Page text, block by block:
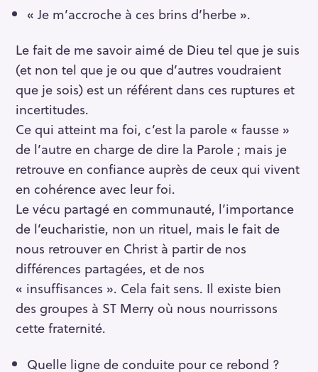
« Je m’accroche à ces brins d’herbe ».
Le fait de me savoir aimé de Dieu tel que je suis
(et non tel que je ou que d’autres voudraient
que je sois) est un référent dans ces ruptures et
incertitudes.
Ce qui atteint ma foi, c’est la parole « fausse »
de l’autre en charge de dire la Parole ; mais je
retrouve en confiance auprès de ceux qui vivent
en cohérence avec leur foi.
Le vécu partagé en communauté, l’importance
de l’eucharistie, non un rituel, mais le fait de
nous retrouver en Christ à partir de nos
différences partagées, et de nos
« insuffisances ». Cela fait sens. Il existe bien
des groupes à ST Merry où nous nourrissons
cette fraternité.
Quelle ligne de conduite pour ce rebond ?